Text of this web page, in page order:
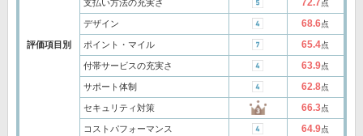
評価項目別
支払い方法の充実さ 72.7点
デザイン 68.6点
ポイント・マイル 65.4点
付帯サービスの充実さ 63.9点
サポート体制 62.8点
セキュリティ対策 66.3点
コストパフォーマンス 64.9点